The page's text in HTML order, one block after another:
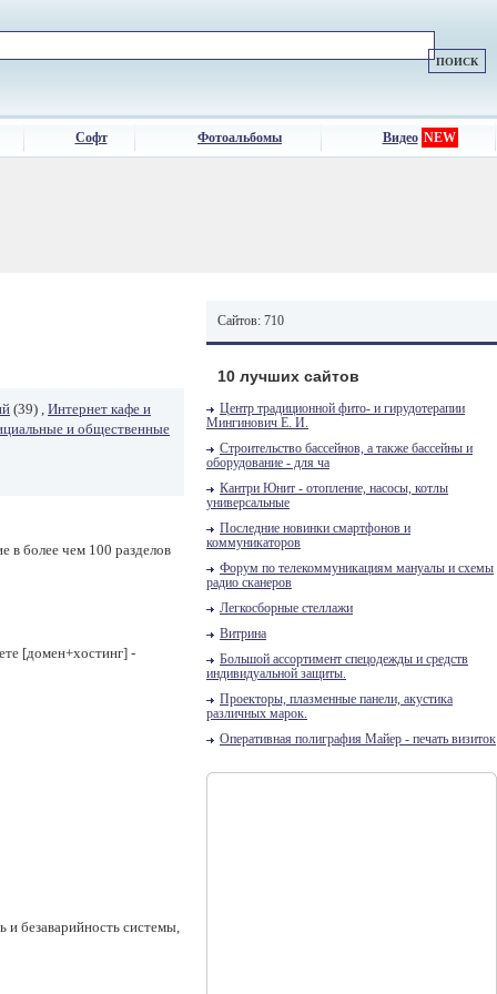
Софт Фотоальбомы Видео NEW
(39) , Интернет кафе и
и общественные
в более чем 100 разделов
[домен+хостинг] -
и безаварийность системы,
Сайтов: 710
10 лучших сайтов
Центр традиционной фито- и гирудотерапии
Мингинович Е. И.
Строительство бассейнов, а также бассейны и
оборудование - для ча
Кантри Юнит - отопление, насосы, котлы
универсальные
Последние новинки смартфонов и
коммуникаторов
Форум по телекоммуникациям мануалы и схемы
радио сканеров
Легкосборные стеллажи
Витрина
Большой ассортимент спецодежды и средств
индивидуальной защиты.
Проекторы, плазменные панели, акустика
различных марок.
Оперативная полиграфия Майер - печать визиток